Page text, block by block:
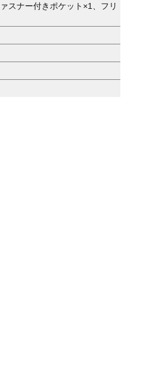
スナー付きポケット×1、フリ